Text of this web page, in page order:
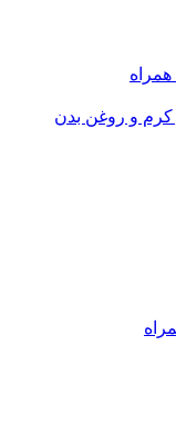
کرم و روغن بدن